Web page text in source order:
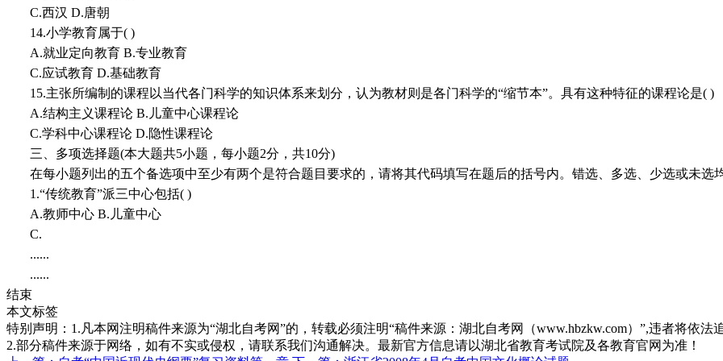
C.西汉 D.唐朝
14.小学教育属于( )
A.就业定向教育 B.专业教育
C.应试教育 D.基础教育
15.主张所编制的课程以当代各门科学的知识体系来划分，认为教材则是各门科学的“缩节本”。具有这种特征的课程论是( )
A.结构主义课程论 B.儿童中心课程论
C.学科中心课程论 D.隐性课程论
三、多项选择题(本大题共5小题，每小题2分，共10分)
在每小题列出的五个备选项中至少有两个是符合题目要求的，请将其代码填写在题后的括号内。错选、多选、少选或未选
1.“传统教育”派三中心包括( )
A.教师中心 B.儿童中心
C.
......
......
结束
本文标签
特别声明：1.凡本网注明稿件来源为“湖北自考网”的，转载必须注明“稿件来源：湖北自考网（www.hbzkw.com）”,违者将依法
2.部分稿件来源于网络，如有不实或侵权，请联系我们沟通解决。最新官方信息请以湖北省教育考试院及各教育官网为准！